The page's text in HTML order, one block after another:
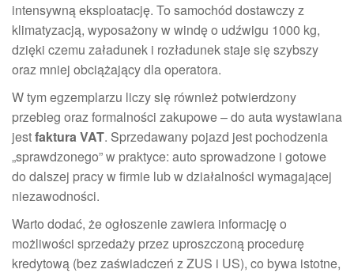
intensywną eksploatację. To samochód dostawczy z
klimatyzacją, wyposażony w windę o udźwigu 1000 kg,
dzięki czemu załadunek i rozładunek staje się szybszy
oraz mniej obciążający dla operatora.
W tym egzemplarzu liczy się również potwierdzony
przebieg oraz formalności zakupowe – do auta wystawiana
jestfaktura VAT. Sprzedawany pojazd jest pochodzenia
„sprawdzonego” w praktyce: auto sprowadzone i gotowe
do dalszej pracy w firmie lub w działalności wymagającej
niezawodności.
Warto dodać, że ogłoszenie zawiera informację o
możliwości sprzedaży przez uproszczoną procedurę
kredytową (bez zaświadczeń z ZUS i US), co bywa istotne,